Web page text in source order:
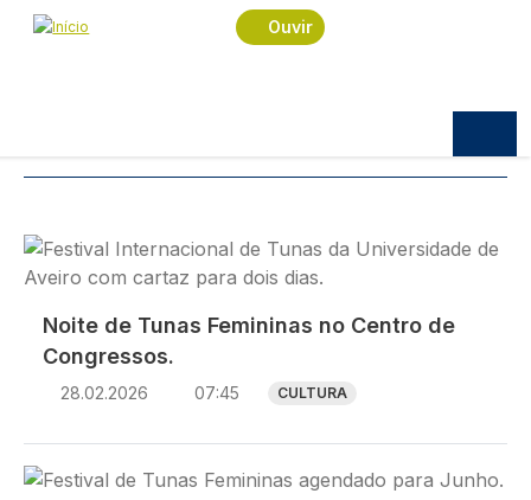
Passar para o conteúdo principal
Ouvir
Navegação estrutural
Início Tunas
Imagem
Noite de Tunas Femininas no Centro de
Congressos.
28.02.2026 07:45 CULTURA
Imagem